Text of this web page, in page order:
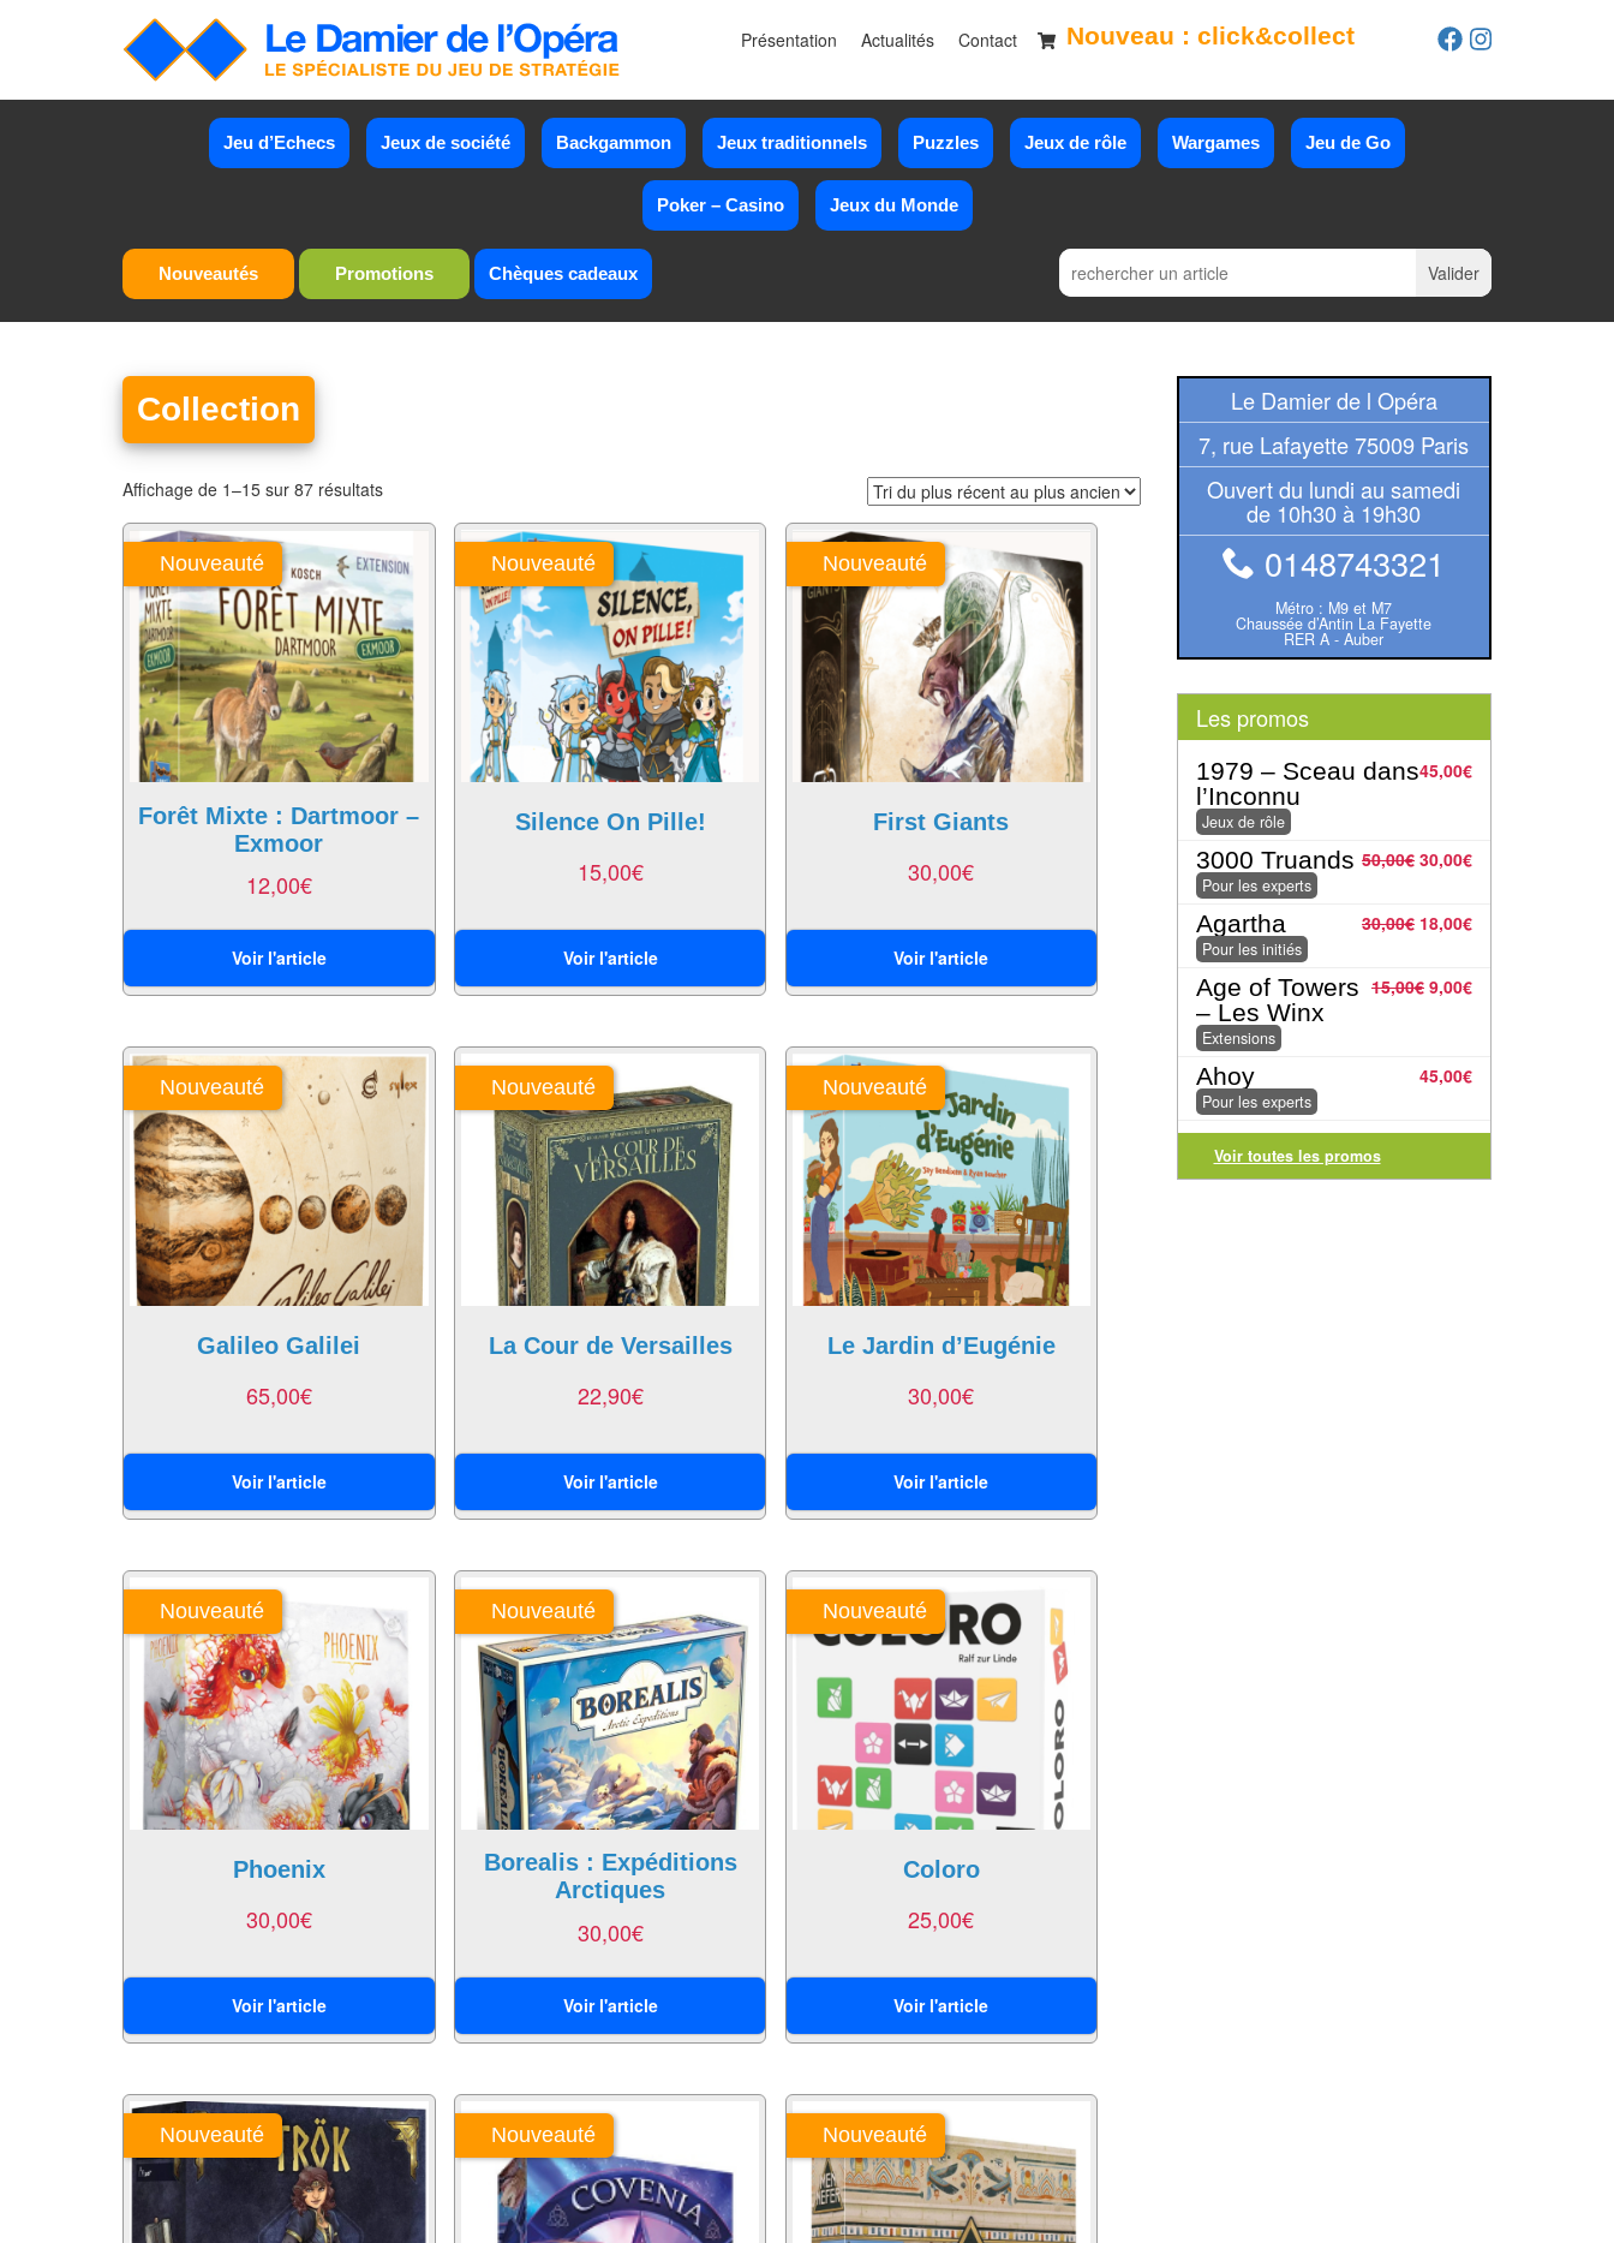
Présentation Actualités Contact Nouveau : click&collect
Jeu d’Echecs Jeux de société Backgammon Jeux traditionnels Puzzles Jeux de rôle Wargames Jeu de Go
Poker – Casino Jeux du Monde
Nouveautés Promotions Chèques cadeaux
Collection
Affichage de 1–15 sur 87 résultats
Forêt Mixte : Dartmoor –
Exmoor
Nouveauté
12,00€
Voir l'article
Silence On Pille!
Nouveauté
15,00€
Voir l'article
First Giants
Nouveauté
30,00€
Voir l'article
Galileo Galilei
Nouveauté
65,00€
Voir l'article
La Cour de Versailles
Nouveauté
22,90€
Voir l'article
Le Jardin d’Eugénie
Nouveauté
30,00€
Voir l'article
Phoenix
Nouveauté
30,00€
Voir l'article
Borealis : Expéditions
Arctiques
Nouveauté
30,00€
Voir l'article
Coloro
Nouveauté
25,00€
Voir l'article
Nouveauté Nouveauté Nouveauté
Le Damier de l Opéra
7, rue Lafayette 75009 Paris
Ouvert du lundi au samedi
de 10h30 à 19h30
0148743321
Métro : M9 et M7
Chaussée d’Antin La Fayette
RER A - Auber
Les promos
45,00€
1979 – Sceau dans
l’Inconnu
Jeux de rôle
50,00€ 30,00€
3000 Truands
Pour les experts
30,00€ 18,00€
Agartha
Pour les initiés
15,00€ 9,00€
Age of Towers
– Les Winx
Extensions
45,00€
Ahoy
Pour les experts
Voir toutes les promos